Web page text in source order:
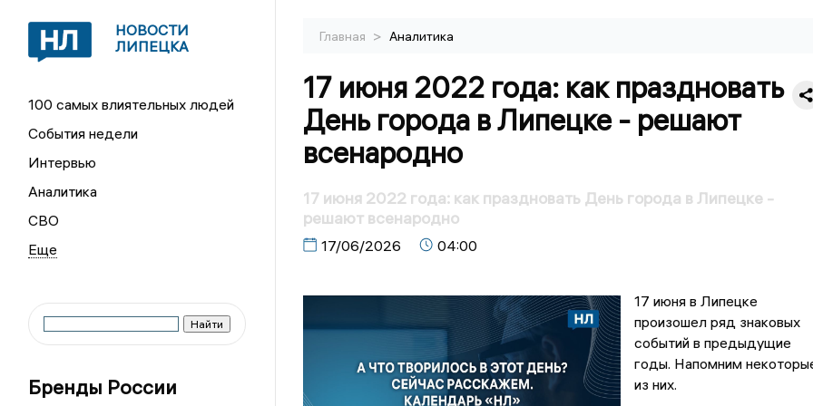
НОВОСТИ
ЛИПЕЦКА
100 самых влиятельных людей
События недели
Интервью
Аналитика
СВО
Бренды России
Главная > Аналитика
17 июня 2022 года: как праздновать
День города в Липецке - решают
всенародно
17 июня 2022 года: как праздновать День города в Липецке -
решают всенародно
17/06/2026 04:00
17 июня в Липецке
произошел ряд знаковых
событий в предыдущие
годы. Напомним
из них.